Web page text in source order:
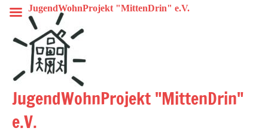
Zum
springen
JugendWohnProjekt "MittenDrin"
e.V.
JugendWohnProjekt "MittenDrin" e.V.